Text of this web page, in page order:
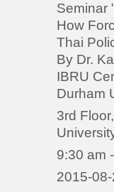
Seminar
How
Thai
By Dr.
IBRU
Durham
3rd
9:30 am
2015-